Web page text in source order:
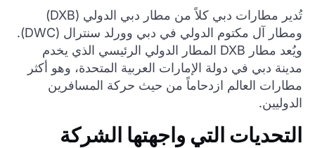
تُدير مطارات دبي كلاً من مطار دبي الدولي (DXB)
ومطار آل مكتوم الدولي في دبي وورلد سنترال (DWC).
ويُعد مطار DXB المطار الدولي الرئيسي الذي يخدم
مدينة دبي في دولة الإمارات العربية المتحدة، وهو أكثر
مطارات العالم ازدحاماً من حيث حركة المسافرين
الدوليين.
التحديات التي واجهتها الشركة